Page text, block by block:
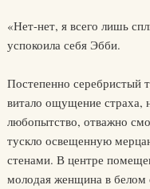
«Нет-нет, я всего лишь
успокоила себя Эбби.
Постепенно серебристый
витало ощущение страха,
любопытство, отважно
тускло освещенную
стенами. В центре
молодая женщина в белом